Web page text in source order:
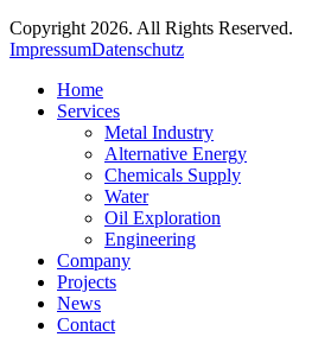
Copyright 2026. All Rights Reserved.
ImpressumDatenschutz
Home
Services
Metal Industry
Alternative Energy
Chemicals Supply
Water
Oil Exploration
Engineering
Company
Projects
News
Contact